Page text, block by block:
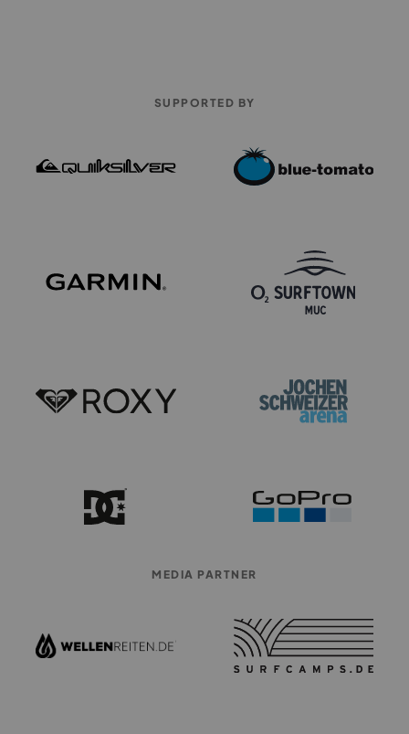
SUPPORTED BY
MEDIA PARTNER